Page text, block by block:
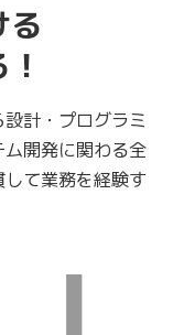
計・プログラミ
開発に関わる全
て業務を経験す